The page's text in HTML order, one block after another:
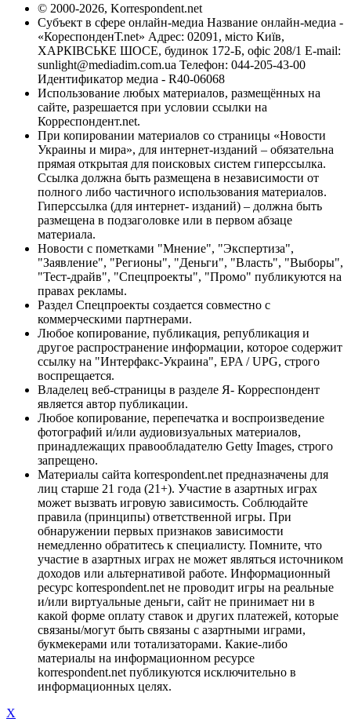
© 2000-2026, Korrespondent.net
Субъект в сфере онлайн-медиа Название онлайн-медиа -
«КореспонденТ.net» Адрес: 02091, місто Київ,
ХАРКІВСЬКЕ ШОСЕ, будинок 172-Б, офіс 208/1 E-mail:
sunlight@mediadim.com.ua Телефон: 044-205-43-00
Идентификатор медиа - R40-06068
Использование любых материалов, размещённых на
сайте, разрешается при условии ссылки на
Корреспондент.net.
При копировании материалов со страницы «Новости
Украины и мира», для интернет-изданий – обязательна
прямая открытая для поисковых систем гиперссылка.
Ссылка должна быть размещена в независимости от
полного либо частичного использования материалов.
Гиперссылка (для интернет- изданий) – должна быть
размещена в подзаголовке или в первом абзаце
материала.
Новости с пометками "Мнение", "Экспертиза",
"Заявление", "Регионы", "Деньги", "Власть", "Выборы",
"Тест-драйв", "Спецпроекты", "Промо" публикуются на
правах рекламы.
Раздел Спецпроекты создается совместно с
коммерческими партнерами.
Любое копирование, публикация, републикация и
другое распространение информации, которое содержит
ссылку на "Интерфакс-Украина", EPA / UPG, строго
воспрещается.
Владелец веб-страницы в разделе Я- Корреспондент
является автор публикации.
Любое копирование, перепечатка и воспроизведение
фотографий и/или аудиовизуальных материалов,
принадлежащих правообладателю Getty Images, строго
запрещено.
Материалы сайта korrespondent.net предназначены для
лиц старше 21 года (21+). Участие в азартных играх
может вызвать игровую зависимость. Соблюдайте
правила (принципы) ответственной игры. При
обнаружении первых признаков зависимости
немедленно обратитесь к специалисту. Помните, что
участие в азартных играх не может являться источником
доходов или альтернативой работе. Информационный
ресурс korrespondent.net не проводит игры на реальные
и/или виртуальные деньги, сайт не принимает ни в
какой форме оплату ставок и других платежей, которые
связаны/могут быть связаны с азартными играми,
букмекерами или тотализаторами. Какие-либо
материалы на информационном ресурсе
korrespondent.net публикуются исключительно в
информационных целях.
X